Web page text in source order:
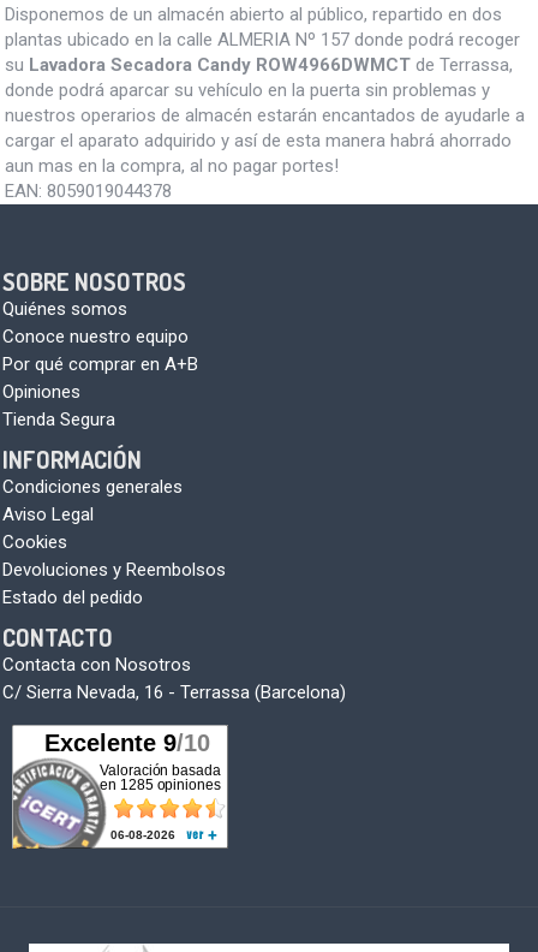
Disponemos de un almacén abierto al público, repartido en dos
plantas ubicado en la calle ALMERIA Nº 157 donde podrá recoger
su Lavadora Secadora Candy ROW4966DWMCT de Terrassa,
donde podrá aparcar su vehículo en la puerta sin problemas y
nuestros operarios de almacén estarán encantados de ayudarle a
cargar el aparato adquirido y así de esta manera habrá ahorrado
aun mas en la compra, al no pagar portes!
EAN: 8059019044378
SOBRE NOSOTROS
Quiénes somos
Conoce nuestro equipo
Por qué comprar en A+B
Opiniones
Tienda Segura
INFORMACIÓN
Condiciones generales
Aviso Legal
Cookies
Devoluciones y Reembolsos
Estado del pedido
CONTACTO
Contacta con Nosotros
C/ Sierra Nevada, 16 - Terrassa (Barcelona)